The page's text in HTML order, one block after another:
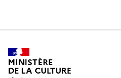
MINISTÈRE
DE LA CULTURE